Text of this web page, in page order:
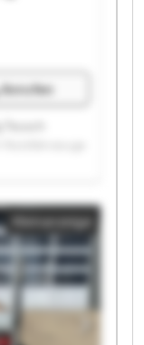
Anrufen
& Co. Kg
Nutzfahrzeuge
& Co. Kg
Teusch
Nutzfahrzeuge
& Co. Kg
& Co. Kg
Kleinanzeige